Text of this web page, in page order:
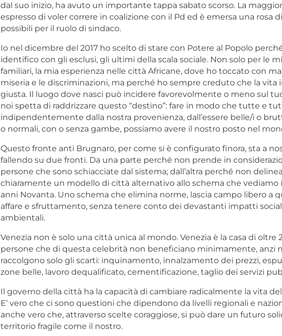
dal suo inizio, ha avuto un importante tappa sabato scorso. La
espresso di voler correre in coalizione con il Pd ed è emersa una rosa
possibili per il ruolo di sindaco.
Io nel dicembre del 2017 ho scelto di stare con Potere al Popolo
identifico con gli esclusi, gli ultimi della scala sociale. Non solo per le
familiari, la mia esperienza nelle città Africane, dove ho toccato con
miseria e le discriminazioni, ma perché ho sempre creduto che la vita
giusta. Il luogo dove nasci può incidere favorevolmente o meno sul
noi spetta di raddrizzare questo “destino”: fare in modo che tutte e
indipendentemente dalla nostra provenienza, dall’essere belle/i o
o normali, con o senza gambe, possiamo avere il nostro posto nel
Questo fronte anti Brugnaro, per come si è configurato finora, sta a
fallendo su due fronti. Da una parte perché non prende in
persone che sono schiacciate dal sistema; dall’altra perché non delinea
chiaramente un modello di città alternativo allo schema che vediamo
anni Novanta. Uno schema che elimina norme, lascia campo libero a
affare e sfruttamento, senza tenere conto dei devastanti impatti
ambientali.
Venezia non è solo una città unica al mondo. Venezia è la casa di oltre
persone che di questa celebrità non beneficiano minimamente, anzi
raccolgono solo gli scarti: inquinamento, innalzamento dei prezzi,
zone belle, lavoro dequalificato, cementificazione, taglio dei servizi
Il governo della città ha la capacità di cambiare radicalmente la vita
E’ vero che ci sono questioni che dipendono da livelli regionali e
anche vero che, attraverso scelte coraggiose, si può dare un futuro
territorio fragile come il nostro.